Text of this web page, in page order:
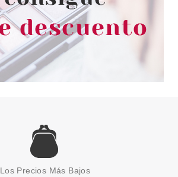
Los Precios Más Bajos